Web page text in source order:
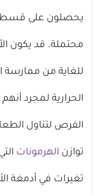
يحصلون على قسط
محتملة. قد يكون
للغاية من ممارسة
الحرارية لمجرد
الفرص لتناول
توازن الهرمونات
تغيرات في أدمغة